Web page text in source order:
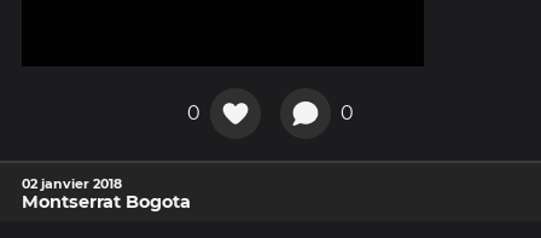
0 0
02 janvier 2018
Montserrat Bogota